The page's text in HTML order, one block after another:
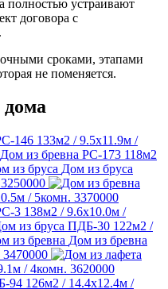
полностью устраивают
договора с
сроками, этапами
не поменяется.
146 133м2 / 9.5х11.9м /
Дом из бревна РС-173 118м2
Дом из бруса
3250000
/ 5комн. 3370000
3 138м2 / 9.6х10.0м /
из бруса ПДБ-30 122м2 /
Дом из бревна
3470000
/ 4комн. 3620000
94 126м2 / 14.4х12.4м /